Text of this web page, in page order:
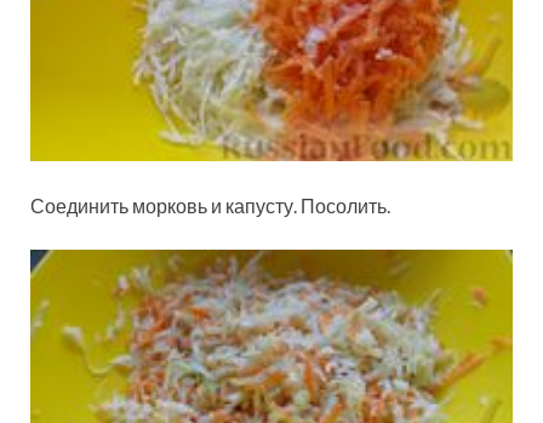
Соединить морковь и капусту. Посолить.